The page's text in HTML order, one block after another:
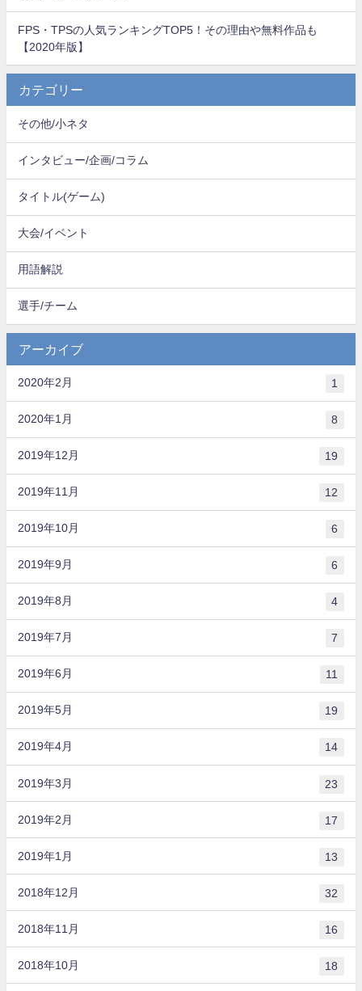
FPS・TPSの人気ランキングTOP5！その理由や無料作品も
【2020年版】
カテゴリー
その他/小ネタ
インタビュー/企画/コラム
タイトル(ゲーム)
大会/イベント
用語解説
選手/チーム
アーカイブ
2020年2月 1
2020年1月 8
2019年12月 19
2019年11月 12
2019年10月 6
2019年9月 6
2019年8月 4
2019年7月 7
2019年6月 11
2019年5月 19
2019年4月 14
2019年3月 23
2019年2月 17
2019年1月 13
2018年12月 32
2018年11月 16
2018年10月 18